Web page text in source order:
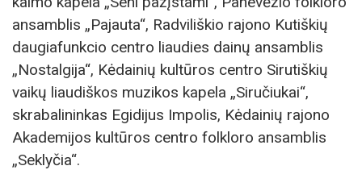
ansamblis „Pajauta“, Radviliškio rajono Kutiškių
daugiafunkcio centro liaudies dainų ansamblis
„Nostalgija“, Kėdainių kultūros centro Sirutiškių
vaikų liaudiškos muzikos kapela „Siručiukai“,
skrabalininkas Egidijus Impolis, Kėdainių rajono
Akademijos kultūros centro folkloro ansamblis
„Seklyčia“.